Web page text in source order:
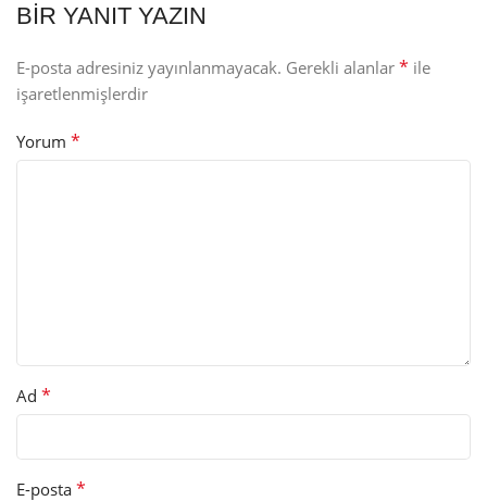
BIR YANIT YAZIN
E-posta adresiniz yayınlanmayacak. Gerekli alanlar * ile
işaretlenmişlerdir
Yorum *
Ad *
E-posta *